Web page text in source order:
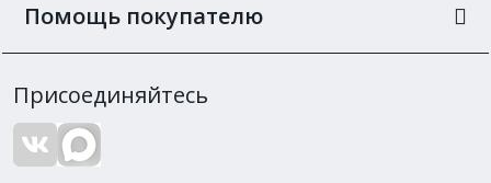
Помощь покупателю
Присоединяйтесь